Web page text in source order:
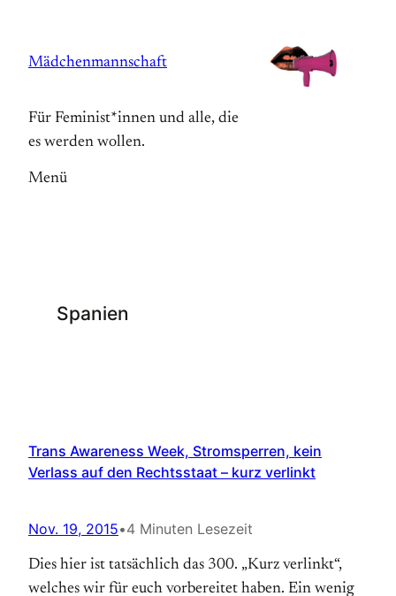
springen
Mädchenmannschaft
Für Feminist*innen und alle, die
es werden wollen.
Menü
Spanien
Trans Awareness Week, Stromsperren, kein
Verlass auf den Rechtsstaat – kurz verlinkt
Nov. 19, 2015•4 Minuten Lesezeit
Dies hier ist tatsächlich das 300. „Kurz verlinkt“,
welches wir für euch vorbereitet haben. Ein wenig